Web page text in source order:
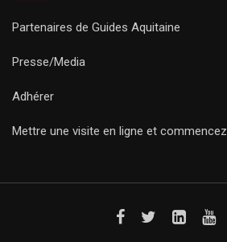
Partenaires de Guides Aquitaine
Presse/Media
Adhérer
Mettre une visite en ligne et